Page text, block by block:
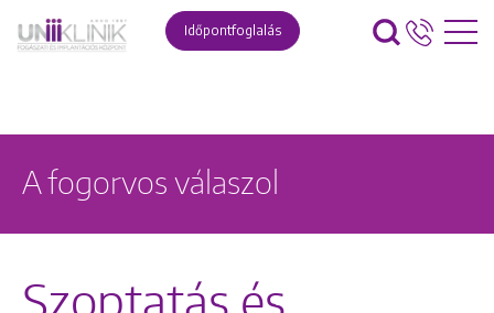
Időpontfoglalás
A fogorvos válaszol
Szoptatás és